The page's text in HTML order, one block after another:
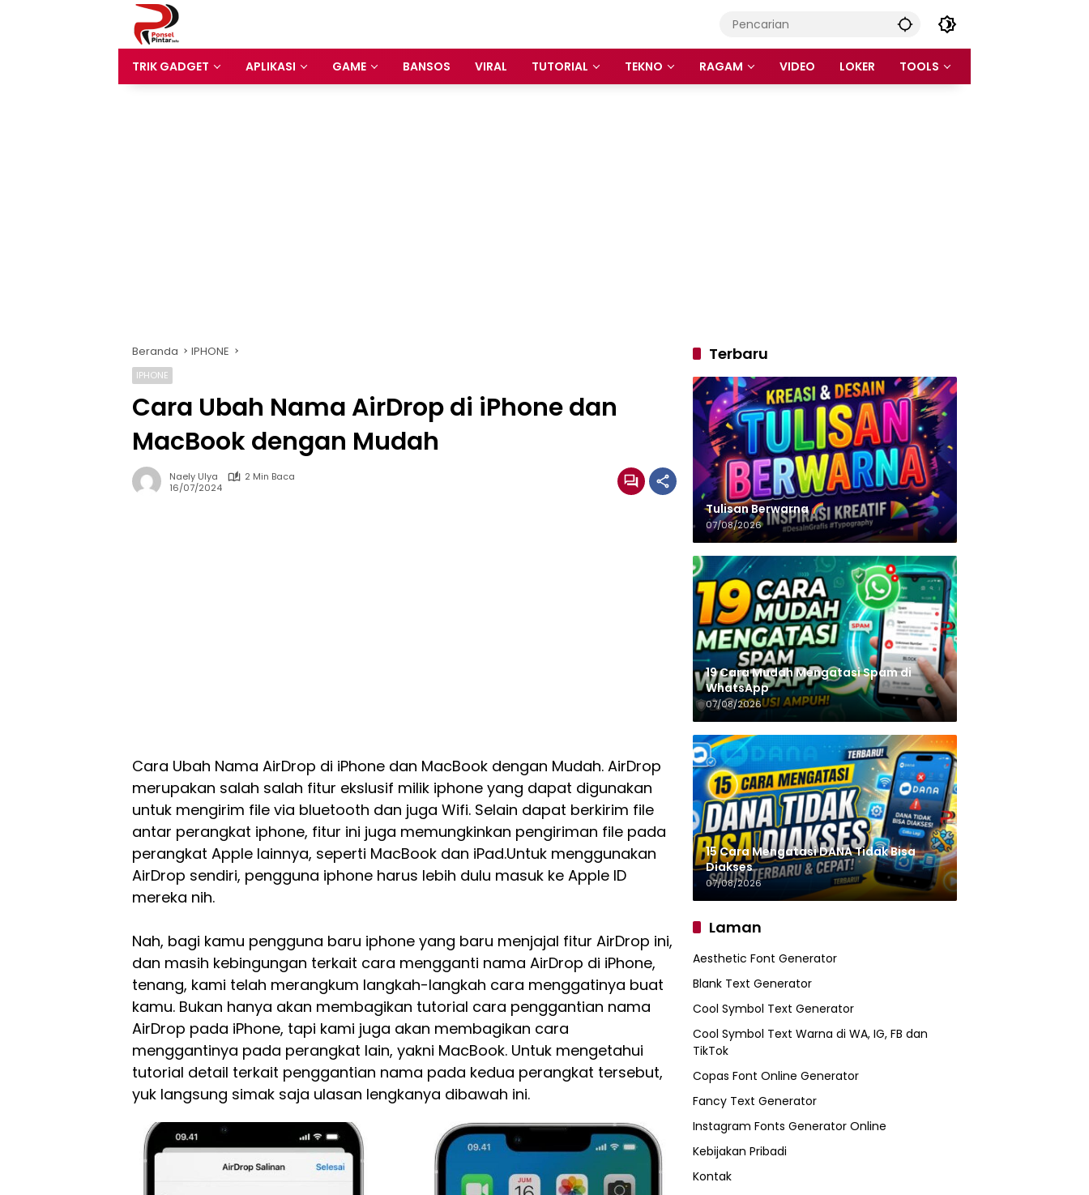
TRIK GADGET
APLIKASI GAME BANSOS VIRAL TUTORIAL TEKNO RAGAM VIDEO LOKER TOOLS
Beranda IPHONE
IPHONE
Cara Ubah Nama AirDrop di iPhone dan
MacBook dengan Mudah
Naely Ulya
2 Min Baca
16/07/2024
Cara Ubah Nama AirDrop di iPhone dan MacBook dengan Mudah. AirDrop
merupakan salah salah fitur ekslusif milik iphone yang dapat digunakan
untuk mengirim file via bluetooth dan juga Wifi. Selain dapat berkirim file
antar perangkat iphone, fitur ini juga memungkinkan pengiriman file pada
perangkat Apple lainnya, seperti MacBook dan iPad.Untuk menggunakan
AirDrop sendiri, pengguna iphone harus lebih dulu masuk ke Apple ID
mereka nih.
Nah, bagi kamu pengguna baru iphone yang baru menjajal fitur AirDrop ini,
dan masih kebingungan terkait cara mengganti nama AirDrop di iPhone,
tenang, kami telah merangkum langkah-langkah cara menggatinya buat
kamu. Bukan hanya akan membagikan tutorial cara penggantian nama
AirDrop pada iPhone, tapi kami juga akan membagikan cara
menggantinya pada perangkat lain, yakni MacBook. Untuk mengetahui
tutorial detail terkait penggantian nama pada kedua perangkat tersebut,
yuk langsung simak saja ulasan lengkanya dibawah ini.
Terbaru
Tulisan‌‌‌‌‌‌‌‌‌‌‌‌‌‌‌‌ Berwarna
07/08/2026
19 Cara Mudah Mengatasi Spam di
WhatsApp
07/08/2026
15 Cara Mengatasi DANA Tidak Bisa
Diakses
07/08/2026
Laman
Aesthetic Font Generator
Blank Text Generator
Cool Symbol Text Generator
Cool Symbol Text Warna di WA, IG, FB dan
TikTok
Copas Font Online Generator
Fancy Text Generator
Instagram Fonts Generator Online
Kebijakan Pribadi
Kontak